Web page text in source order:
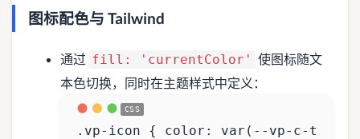
图标配色与 Tailwind
通过 fill: 'currentColor' 使图标随文
本色切换，同时在主题样式中定义：
. vp-icon { color : var ( -- vp- c- text